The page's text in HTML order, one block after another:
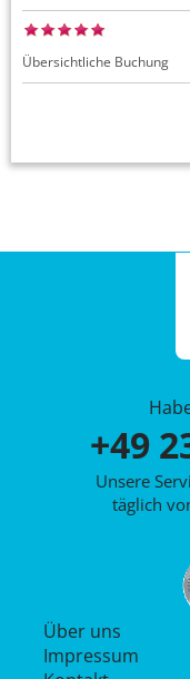
Übersichtliche Buchung
+49
Unsere
täglich
Über uns
Impressum